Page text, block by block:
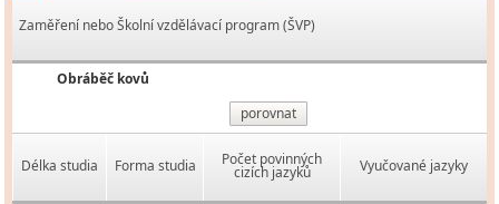
Zaměření nebo Školní vzdělávací program (ŠVP)
Obráběč kovů
porovnat
Délka studia Forma studia Počet povinných
cizích jazyků Vyučované jazyky